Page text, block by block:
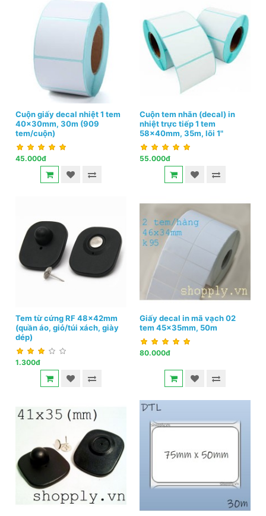
Cuộn giấy decal nhiệt 1 tem
40x30mm, 30m (909
tem/cuộn)
45.000đ
Cuộn tem nhãn (decal) in
nhiệt trực tiếp 1 tem
58x40mm, 35m, lõi 1"
55.000đ
Tem từ cứng RF 48x42mm
(quần áo, giỏ/túi xách, giày
dép)
1.300đ
Giấy decal in mã vạch 02
tem 45x35mm, 50m
80.000đ